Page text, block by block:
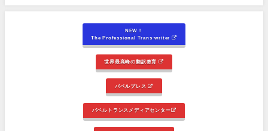
NEW！
The Professional Trans-writer
世界最高峰の翻訳教育
バベルプレス
バベルトランスメディアセンター